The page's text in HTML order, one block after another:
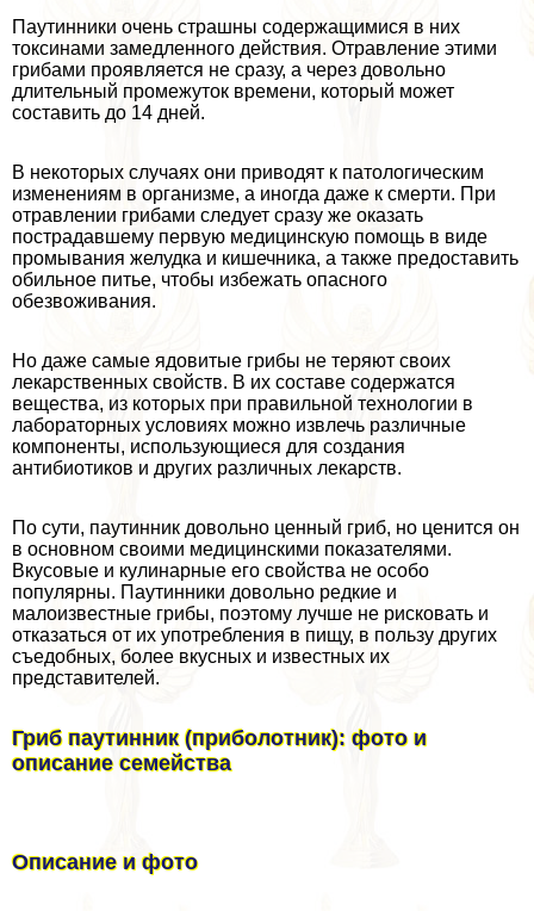
Паутинники очень страшны содержащимися в них
токсинами замедленного действия. Отравление этими
грибами проявляется не сразу, а через довольно
длительный промежуток времени, который может
составить до 14 дней.
В некоторых случаях они приводят к патологическим
изменениям в организме, а иногда даже к cмepти. При
отравлении грибами следует сразу же оказать
пострадавшему первую медицинскую помощь в виде
промывания желудка и кишечника, а также предоставить
обильное питье, чтобы избежать опасного
обезвоживания.
Но даже самые ядовитые грибы не теряют своих
лекарственных свойств. В их составе содержатся
вещества, из которых при правильной технологии в
лабораторных условиях можно извлечь различные
компоненты, использующиеся для создания
антибиотиков и других различных лекарств.
По сути, паутинник довольно ценный гриб, но ценится он
в основном своими медицинскими показателями.
Вкусовые и кулинарные его свойства не особо
популярны. Паутинники довольно редкие и
малоизвестные грибы, поэтому лучше не рисковать и
отказаться от их употрeбления в пищу, в пользу других
съедобных, более вкусных и известных их
представителей.
Гриб паутинник (приболотник): фото и
описание семейства
Описание и фото